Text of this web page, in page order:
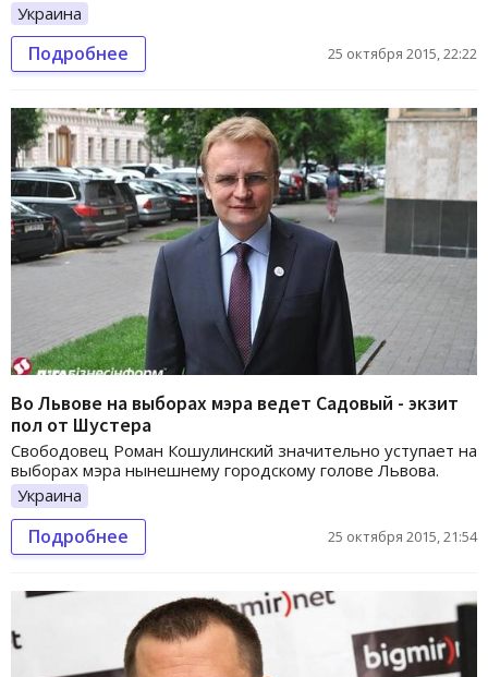
Украина
Подробнее 25 октября 2015, 22:22
Во Львове на выборах мэра ведет Садовый - экзит
пол от Шустера
Свободовец Роман Кошулинский значительно уступает на
выборах мэра нынешнему городскому голове Львова.
Украина
Подробнее 25 октября 2015, 21:54